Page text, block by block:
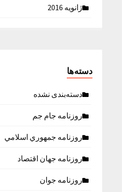
ژانویه 2016
دسته‌ها
دسته‌بندی نشده
روزنامه جام جم
روزنامه جمهوري اسلامي
روزنامه جهان اقتصاد
روزنامه جوان